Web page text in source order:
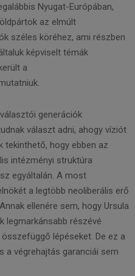
Nyugat-Európában,
az elmúlt
széles köréhez, ami részben
képviselt témák
a
generációk
választ adni, ahogy víziót
tekinthető, hogy ebben az
intézményi struktúra
egyáltalán. A most
a legtöbb neoliberális erő
ellenére sem, hogy Ursula
legmarkánsabb részévé
lépéseket. De ez a
a végrehajtás garanciái sem